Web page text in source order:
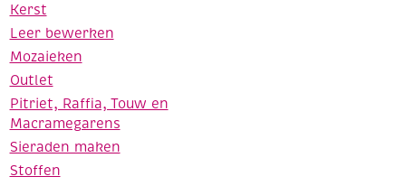
Kerst
Leer bewerken
Mozaieken
Outlet
Pitriet, Raffia, Touw en
Macramegarens
Sieraden maken
Stoffen